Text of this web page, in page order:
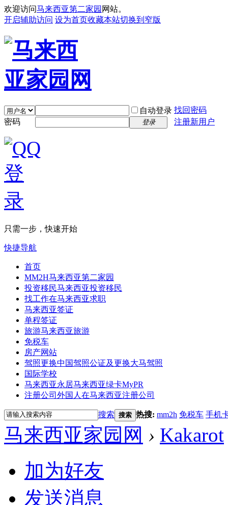
欢迎访问马来西亚第二家园 网站。
开启辅助访问 设为首页收藏本站切换到窄版
自动登录 找回密码
密码
登录 注册新用户
只需一步，快速开始
快捷导航
首页
MM2H马来西亚第二家园
投资移民马来西亚投资移民
找工作在马来西亚求职
马来西亚签证
单程签证
旅游马来西亚旅游
免税车
房产网站
驾照更换中国驾照公证及更换大马驾照
国际学校
马来西亚永居马来西亚绿卡MyPR
注册公司 外国人在马来西亚注册公司
搜索 搜索 热搜: mm2h 免税车 手机
马来西亚家园网 › Kakarot
加为好友
发送消息